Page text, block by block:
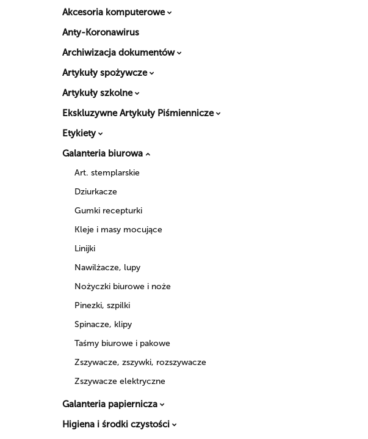
Akcesoria komputerowe
Anty-Koronawirus
Archiwizacja dokumentów
Artykuły spożywcze
Artykuły szkolne
Ekskluzywne Artykuły Piśmiennicze
Etykiety
Galanteria biurowa
Art. stemplarskie
Dziurkacze
Gumki recepturki
Kleje i masy mocujące
Linijki
Nawilżacze, lupy
Nożyczki biurowe i noże
Pinezki, szpilki
Spinacze, klipy
Taśmy biurowe i pakowe
Zszywacze, zszywki, rozszywacze
Zszywacze elektryczne
Galanteria papiernicza
Higiena i środki czystości